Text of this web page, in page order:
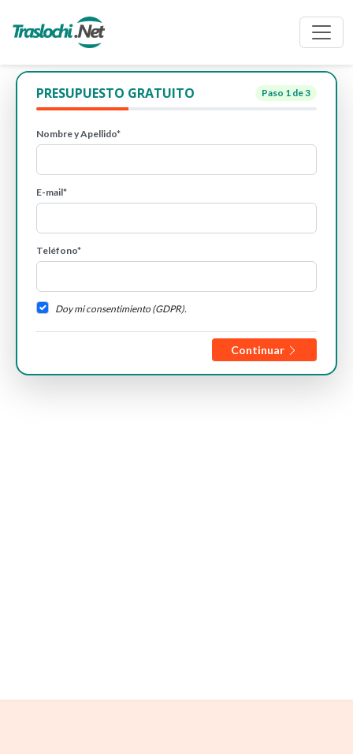
PRESUPUESTO GRATUITO Paso 1 de 3
Nombre y Apellido*
E-mail*
Teléfono*
Doy mi consentimiento (GDPR).
Continuar